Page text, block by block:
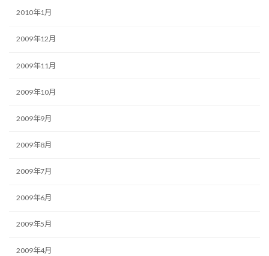
2010年1月
2009年12月
2009年11月
2009年10月
2009年9月
2009年8月
2009年7月
2009年6月
2009年5月
2009年4月